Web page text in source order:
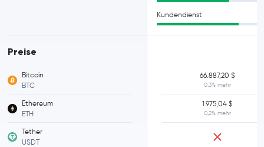
Preise
Bitcoin
BTC
Ethereum
ETH
Tether
USDT
Kundendienst
66.887,20 $
0,3% mehr
1.975,04 $
0,2% mehr